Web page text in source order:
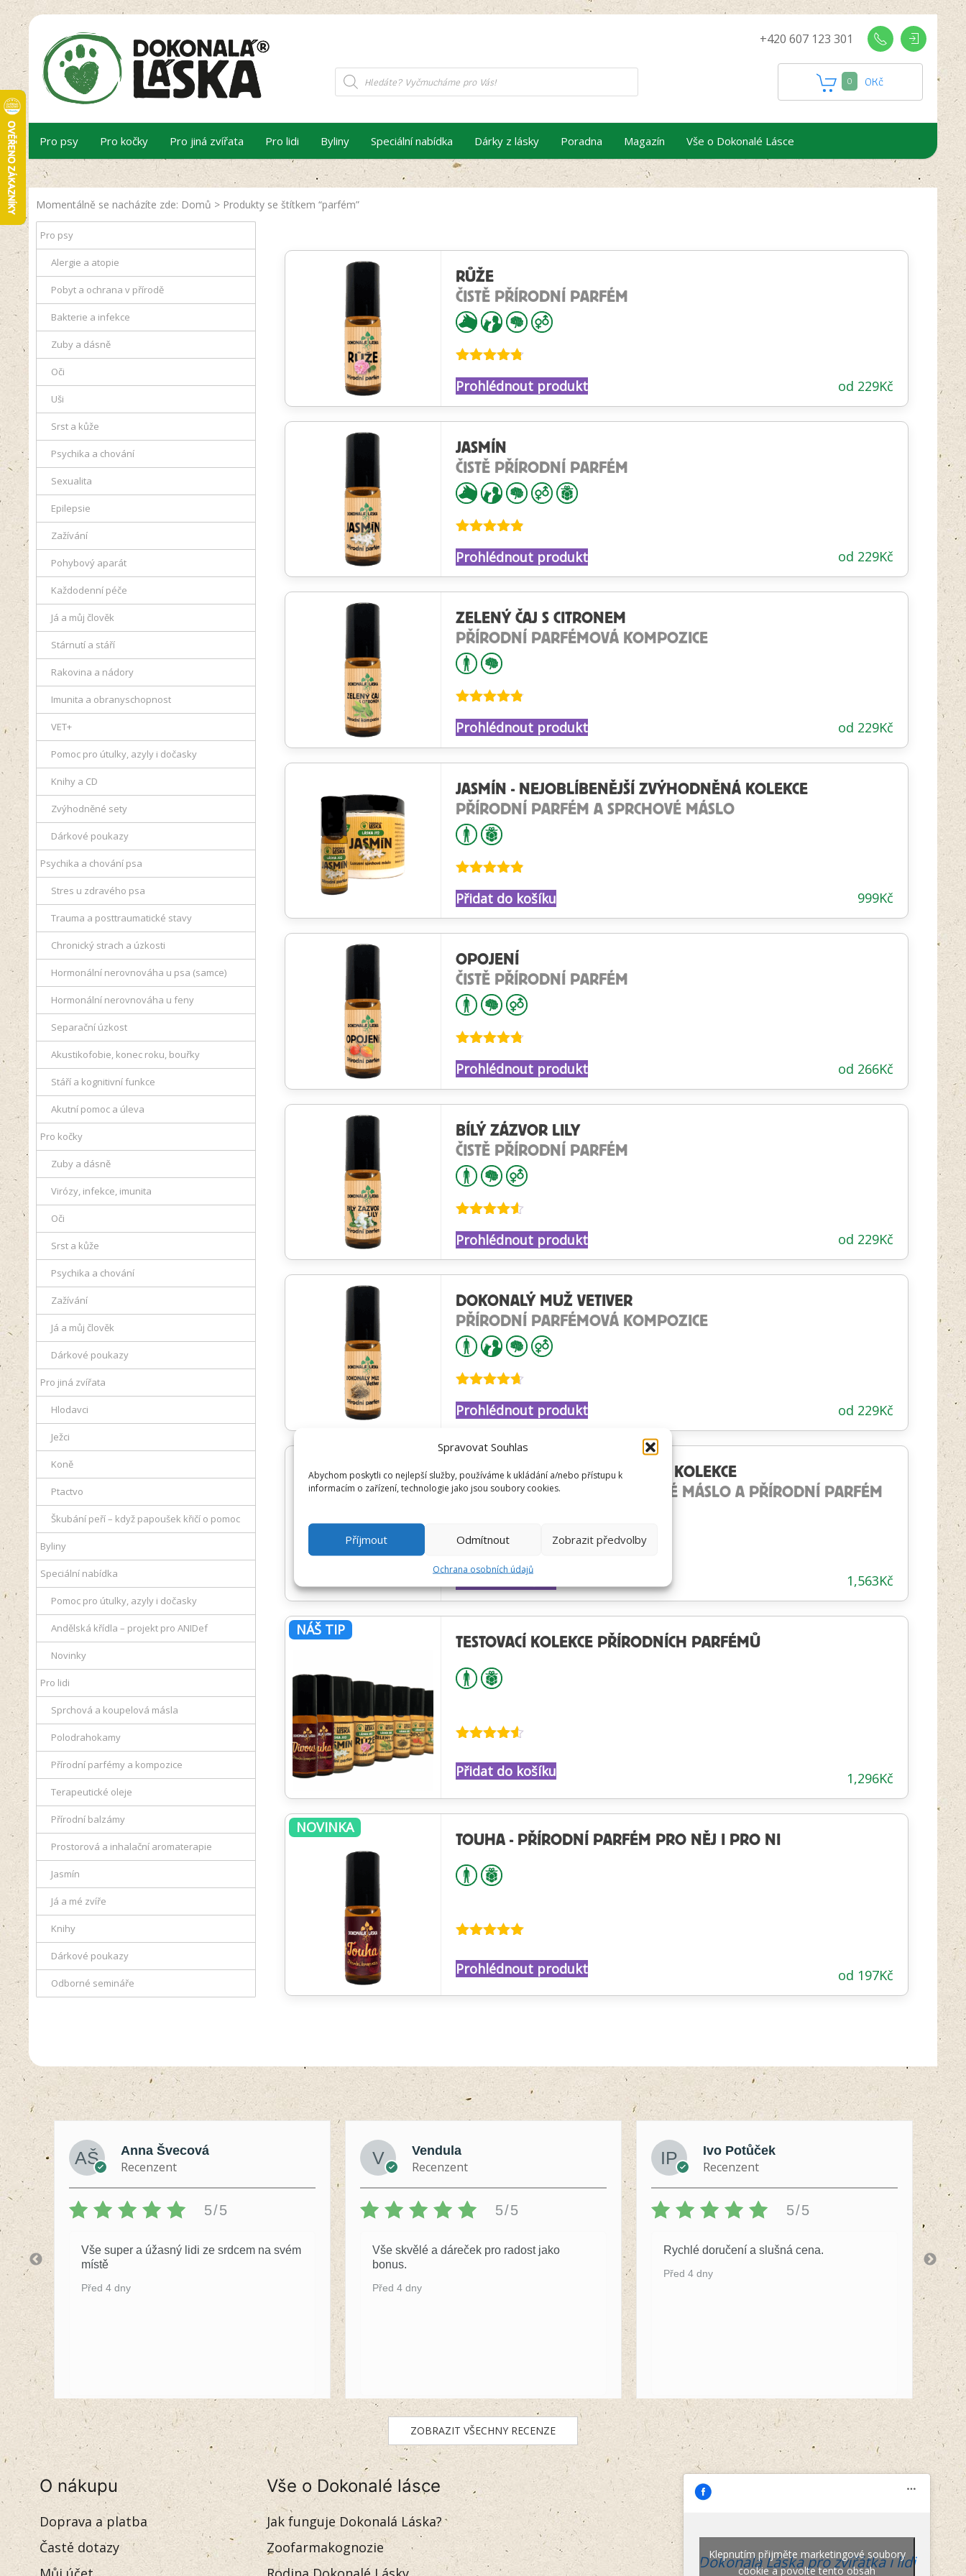
Spravovat Souhlas
Abychom poskytli co nejlepší služby, používáme k ukládání a/nebo přístupu k
informacím o zařízení, technologie jako jsou soubory cookies.
Příjmout Odmítnout Zobrazit předvolby
Ochrana osobních údajů
+420 607 123 301
Products
search 0 0Kč
Pro psy Pro kočky Pro jiná zvířata Pro lidi Byliny Speciální nabídka Dárky z lásky Poradna Magazín Vše o Dokonalé Lásce
Momentálně se nacházíte zde: Domů > Produkty se štítkem “parfém”
Pro psy
Alergie a atopie
Pobyt a ochrana v přírodě
Bakterie a infekce
Zuby a dásně
Oči
Uši
Srst a kůže
Psychika a chování
Sexualita
Epilepsie
Zažívání
Pohybový aparát
Každodenní péče
Já a můj člověk
Stárnutí a stáří
Rakovina a nádory
Imunita a obranyschopnost
VET+
Pomoc pro útulky, azyly i dočasky
Knihy a CD
Zvýhodněné sety
Dárkové poukazy
Psychika a chování psa
Stres u zdravého psa
Trauma a posttraumatické stavy
Chronický strach a úzkosti
Hormonální nerovnováha u psa (samce)
Hormonální nerovnováha u feny
Separační úzkost
Akustikofobie, konec roku, bouřky
Stáří a kognitivní funkce
Akutní pomoc a úleva
Pro kočky
Zuby a dásně
Virózy, infekce, imunita
Oči
Srst a kůže
Psychika a chování
Zažívání
Já a můj člověk
Dárkové poukazy
Pro jiná zvířata
Hlodavci
Ježci
Koně
Ptactvo
Škubání peří – když papoušek křičí o pomoc
Byliny
Speciální nabídka
Pomoc pro útulky, azyly i dočasky
Andělská křídla – projekt pro ANIDef
Novinky
Pro lidi
Sprchová a koupelová másla
Polodrahokamy
Přírodní parfémy a kompozice
Terapeutické oleje
Přírodní balzámy
Prostorová a inhalační aromaterapie
Jasmín
Já a mé zvíře
Knihy
Dárkové poukazy
Odborné semináře
RŮŽE
ČISTĚ PŘÍRODNÍ PARFÉM
4.73 z 5 od 229Kč
Prohlédnout produkt
JASMÍN
ČISTĚ PŘÍRODNÍ PARFÉM
4.82 z 5 od 229Kč
Prohlédnout produkt
ZELENÝ ČAJ S CITRONEM
PŘÍRODNÍ PARFÉMOVÁ KOMPOZICE
4.77 z 5 od 229Kč
Prohlédnout produkt
JASMÍN - NEJOBLÍBENĚJŠÍ ZVÝHODNĚNÁ KOLEKCE
PŘÍRODNÍ PARFÉM A SPRCHOVÉ MÁSLO
4.82 z 5 999Kč
Přidat do košíku
OPOJENÍ
ČISTĚ PŘÍRODNÍ PARFÉM
4.70 z 5 od 266Kč
Prohlédnout produkt
BÍLÝ ZÁZVOR LILY
ČISTĚ PŘÍRODNÍ PARFÉM
4.52 z 5 od 229Kč
Prohlédnout produkt
DOKONALÝ MUŽ VETIVER
PŘÍRODNÍ PARFÉMOVÁ KOMPOZICE
4.63 z 5 od 229Kč
Prohlédnout produkt
JASMÍN - VELKÁ ZVÝHODNĚNÁ KOLEKCE
TERAPEUTICKÝ OLEJ, SPRCHOVÉ MÁSLO A PŘÍRODNÍ PARFÉM
Hodnocení
1,563Kč
NÁŠ TIP
TESTOVACÍ KOLEKCE PŘÍRODNÍCH PARFÉMŮ
4.50z 5
1,296Kč
Přidat do košíku
NOVINKA
TOUHA - PŘÍRODNÍ PARFÉM PRO NĚJ I PRO NI
5.00z 5
od 197Kč
Prohlédnout produkt
Anna Švecová
Recenzent
5/5
Vše super a úžasný lidi ze srdcem na svém
místě
Před 4 dny
Vendula
Recenzent
5/5
Vše skvělé a dáreček pro radost jako
bonus.
Před 4 dny
Ivo Potůček
Recenzent
5/5
Rychlé doručení a slušná cena.
Před 4 dny
ZOBRAZIT VŠECHNY RECENZE
O nákupu
Doprava a platba
Časté dotazy
Vše o Dokonalé lásce
Jak funguje Dokonalá Láska?
Zoofarmakognozie
Dokonalá Láska pro zvířátka i lidi
Klepnutím přijměte marketingové soubory
cookie a povolte tento obsah